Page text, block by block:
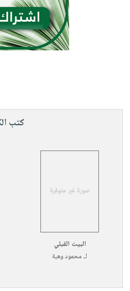
كتب
البيت القبلي
لـمحمود وهبة